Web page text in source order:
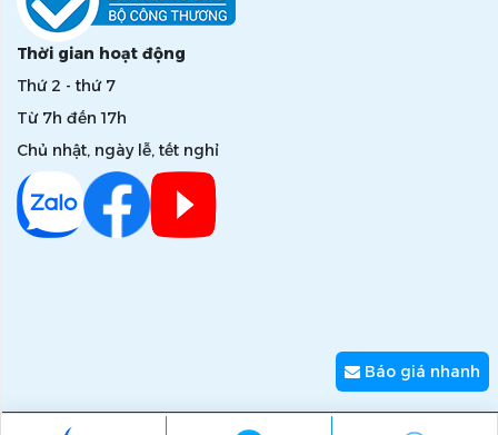
Thời gian hoạt động
Thứ 2 - thứ 7
Từ 7h đến 17h
Chủ nhật, ngày lễ, tết nghỉ
Báo giá nhanh